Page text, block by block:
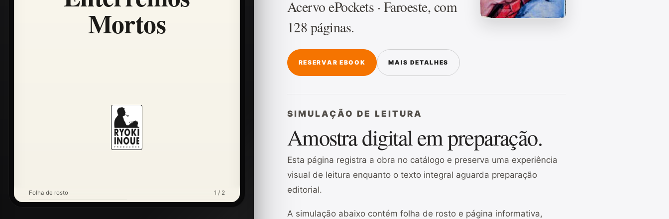
Mortos
Folha de rosto 1 / 2
Acervo ePockets · Faroeste, com
128 páginas.
RESERVAR EBOOK MAIS DETALHES
SIMULAÇÃO DE LEITURA
Amostra digital em preparação.
Esta página registra a obra no catálogo e preserva uma experiência
visual de leitura enquanto o texto integral aguarda preparação
editorial.
A simulação abaixo contém folha de rosto e página informativa,